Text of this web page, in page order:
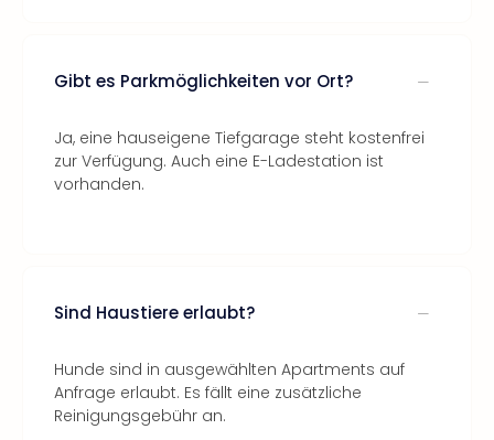
Gibt es Parkmöglichkeiten vor Ort?
Ja, eine hauseigene Tiefgarage steht kostenfrei
zur Verfügung. Auch eine E-Ladestation ist
vorhanden.
Sind Haustiere erlaubt?
Hunde sind in ausgewählten Apartments auf
Anfrage erlaubt. Es fällt eine zusätzliche
Reinigungsgebühr an.